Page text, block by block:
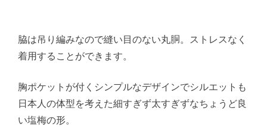
脇は吊り編みなので縫い目のない丸胴。ストレスなく
着用することができます。
胸ポケットが付くシンプルなデザインでシルエットも
日本人の体型を考えた細すぎず太すぎずなちょうど良
い塩梅の形。